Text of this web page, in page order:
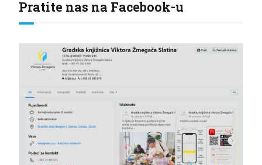
Pratite nas na Facebook-u